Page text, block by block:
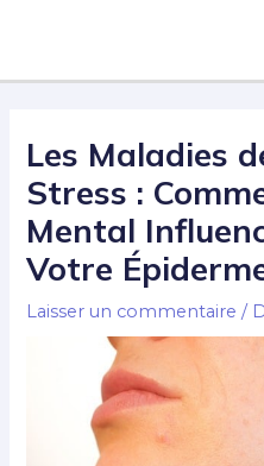
Les Maladies
Stress :
Mental
Votre
Laisser un commentaire /